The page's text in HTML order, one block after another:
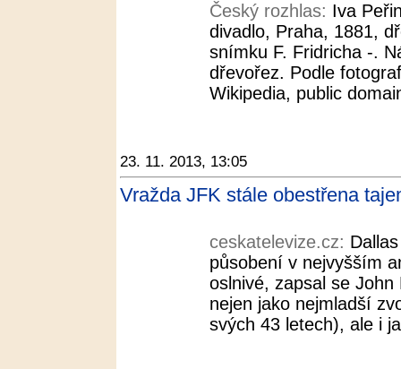
Český rozhlas: Iva
divadlo, Praha, 1881,
snímku F. Fridricha -.
dřevořez. Podle
Wikipedia, public
23. 11. 2013, 13:05
Vražda JFK stále obestřena
ceskatelevize.cz:
působení v nejvyšším
oslnivé, zapsal se
nejen jako nejmladší
svých 43 letech), ale i